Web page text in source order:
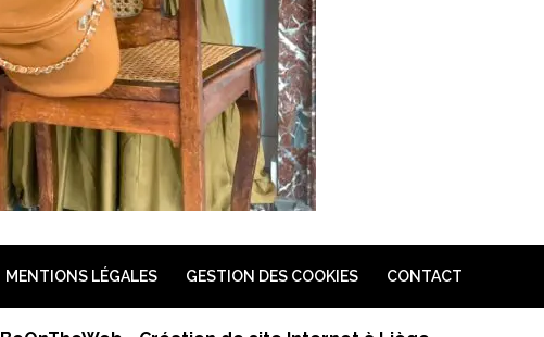
MENTIONS LÉGALES GESTION DES COOKIES CONTACT